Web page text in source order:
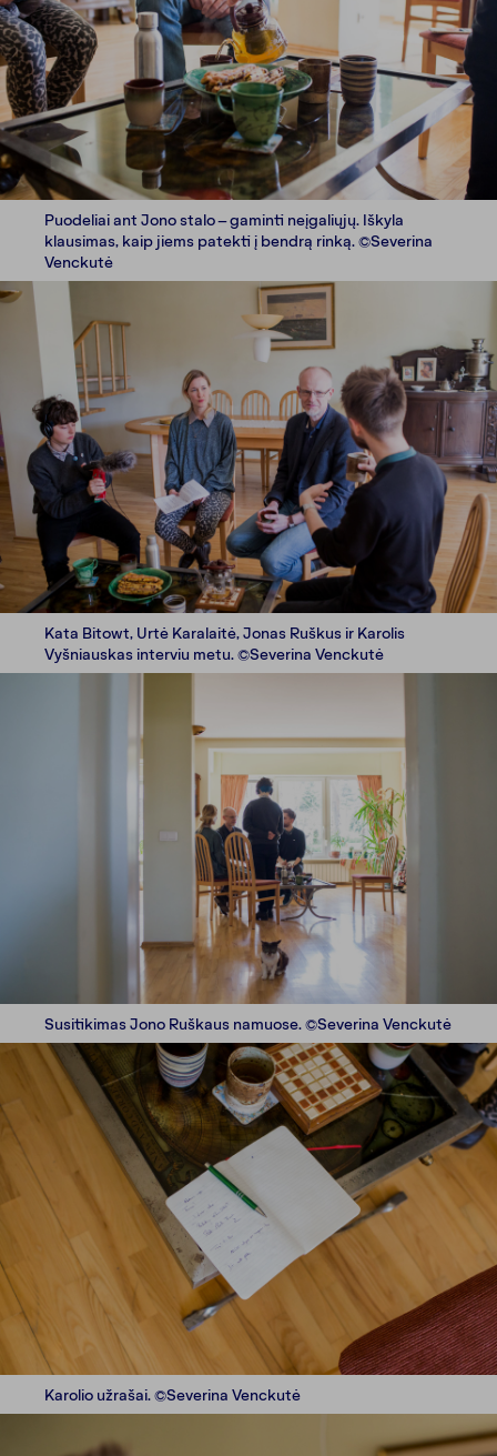
Puodeliai ant Jono stalo – gaminti neįgaliųjų. Iškyla
klausimas, kaip jiems patekti į bendrą rinką. ©Severina
Venckutė
Kata Bitowt, Urtė Karalaitė, Jonas Ruškus ir Karolis
Vyšniauskas interviu metu. ©Severina Venckutė
Susitikimas Jono Ruškaus namuose. ©Severina Venckutė
Karolio užrašai. ©Severina Venckutė